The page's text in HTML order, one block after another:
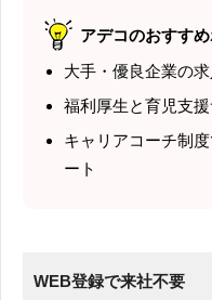
アデコのおすす
大手・優良企業の
福利厚生と育児支
キャリアコーチ制
ート
WEB登録で来社不要